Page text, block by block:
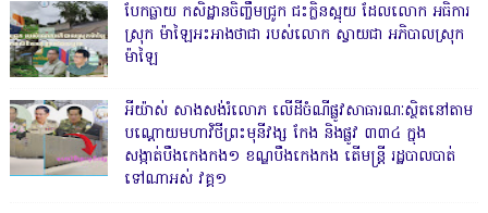
បែកធ្លាយ កសិដ្ឋានចិញ្ចឹមជ្រូក ជះក្លិនស្អុយ ដែលលោក អធិការ
ស្រុក ម៉ាឡៃអះអាងថាជា របស់លោក ស្វាយជា អភិបាលស្រុក
ម៉ាឡៃ
អីយ៉ាស់ សាងសង់រំលោភ លើដីចំណីផ្លូវសាធារណៈស្ថិតនៅតាម
បណ្ដោយមហាវិថីព្រះមុនីវង្ស កែង និងផ្លូវ ៣៣៤ ក្នុង
សង្កាត់បឹងកេងកង១ ខណ្ឌបឹងកេងកង តើមន្ត្រី រដ្ឋបាលបាត់
ទៅណាអស់ វគ្គ១